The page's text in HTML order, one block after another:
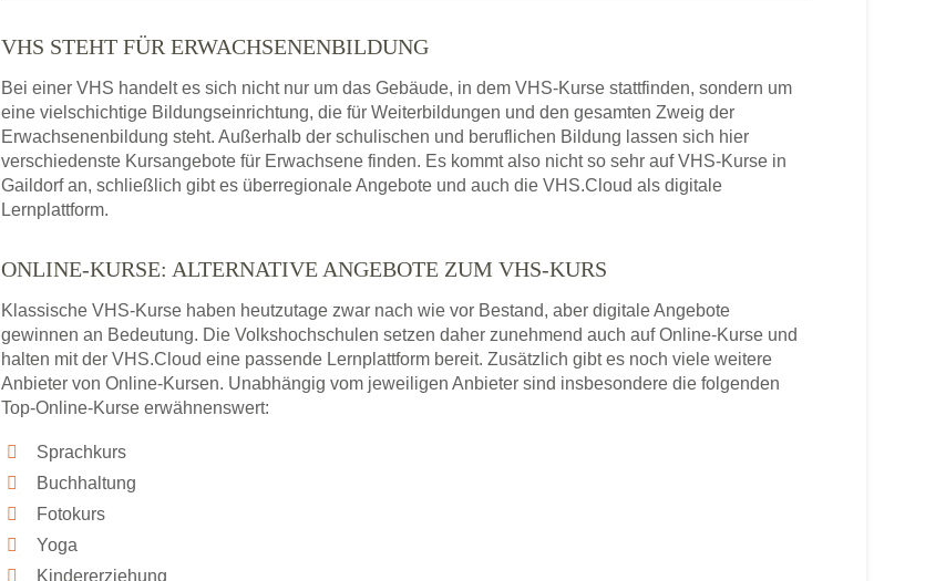
VHS STEHT FÜR ERWACHSENENBILDUNG
Bei einer VHS handelt es sich nicht nur um das Gebäude, in dem VHS-Kurse stattfinden, sondern um
eine vielschichtige Bildungseinrichtung, die für Weiterbildungen und den gesamten Zweig der
Erwachsenenbildung steht. Außerhalb der schulischen und beruflichen Bildung lassen sich hier
verschiedenste Kursangebote für Erwachsene finden. Es kommt also nicht so sehr auf VHS-Kurse in
Gaildorf an, schließlich gibt es überregionale Angebote und auch die VHS.Cloud als digitale
Lernplattform.
ONLINE-KURSE: ALTERNATIVE ANGEBOTE ZUM VHS-KURS
Klassische VHS-Kurse haben heutzutage zwar nach wie vor Bestand, aber digitale Angebote
gewinnen an Bedeutung. Die Volkshochschulen setzen daher zunehmend auch auf Online-Kurse und
halten mit der VHS.Cloud eine passende Lernplattform bereit. Zusätzlich gibt es noch viele weitere
Anbieter von Online-Kursen. Unabhängig vom jeweiligen Anbieter sind insbesondere die folgenden
Top-Online-Kurse erwähnenswert:
Sprachkurs
Buchhaltung
Fotokurs
Yoga
Kindererziehung